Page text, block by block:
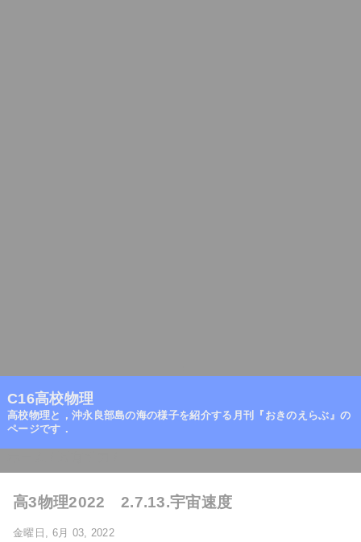
C16高校物理
高校物理と，沖永良部島の海の様子を紹介する月刊『おきのえらぶ』の
ページです．
高3物理2022 2.7.13.宇宙速度
金曜日, 6月 03, 2022